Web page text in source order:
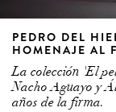
PEDRO DEL
HOMENAJE AL
La colección 'El
Nacho Aguayo y
años de la firma.